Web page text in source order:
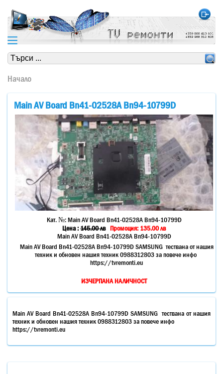
https://www.high-endrolex.com/24
Начало
Main AV Board Bn41-02528A Bn94-10799D
Кат. №:Main AV Board Bn41-02528A Bn94-10799D
Цена :145.00лв Промоция: 135.00 лв
Main AV Board Bn41-02528A Bn94-10799D
Main AV Board Bn41-02528A Bn94-10799D SAMSUNG тествана от нашия
техник и обновен нашия техник 0988312803 за повече инфо
https://tvremonti.eu
ИЗЧЕРПАНА НАЛИЧНОСТ
Main AV Board Bn41-02528A Bn94-10799D SAMSUNG тествана от нашия
техник и обновен нашия техник 0988312803 за повече инфо
https://tvremonti.eu